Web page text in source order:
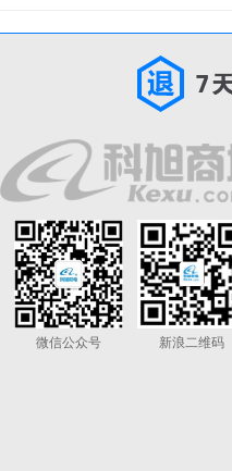
微信公众号 新浪二维码